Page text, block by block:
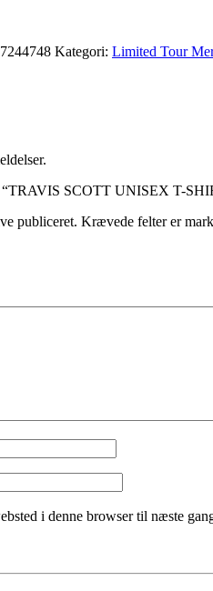
Kategori: Limited Tour
“TRAVIS SCOTT UNISEX T-
publiceret. Krævede felter er
i denne browser til næste